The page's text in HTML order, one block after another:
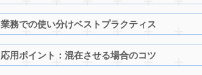
業務での使い分けベストプラクティス
応用ポイント：混在させる場合のコツ